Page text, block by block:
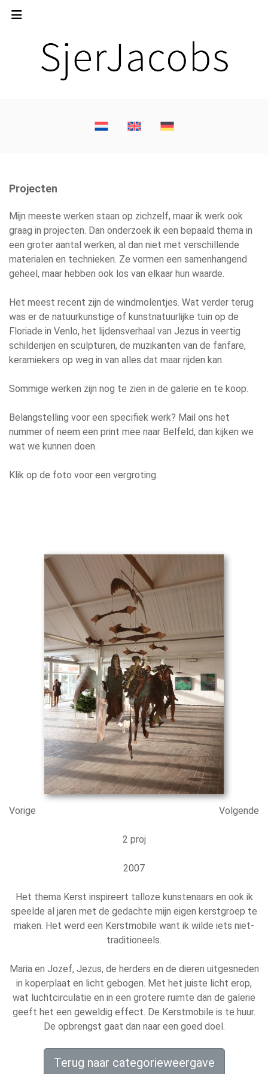
Projecten
Mijn meeste werken staan op zichzelf, maar ik werk ook
graag in projecten. Dan onderzoek ik een bepaald thema in
een groter aantal werken, al dan niet met verschillende
materialen en technieken. Ze vormen een samenhangend
geheel, maar hebben ook los van elkaar hun waarde.
Het meest recent zijn de windmolentjes. Wat verder terug
was er de natuurkunstige of kunstnatuurlijke tuin op de
Floriade in Venlo, het lijdensverhaal van Jezus in veertig
schilderijen en sculpturen, de muzikanten van de fanfare,
keramiekers op weg in van alles dat maar rijden kan.
Sommige werken zijn nog te zien in de galerie en te koop.
Belangstelling voor een specifiek werk? Mail ons het
nummer of neem een print mee naar Belfeld, dan kijken we
wat we kunnen doen.
Klik op de foto voor een vergroting.
Vorige Volgende
2 proj
2007
Het thema Kerst inspireert talloze kunstenaars en ook ik
speelde al jaren met de gedachte mijn eigen kerstgroep te
maken. Het werd een Kerstmobile want ik wilde iets niet-
traditioneels.
Maria en Jozef, Jezus, de herders en de dieren uitgesneden
in koperplaat en licht gebogen. Met het juiste licht erop,
wat luchtcirculatie en in een grotere ruimte dan de galerie
geeft het een geweldig effect. De Kerstmobile is te huur.
De opbrengst gaat dan naar een goed doel.
Terug naar categorieweergave